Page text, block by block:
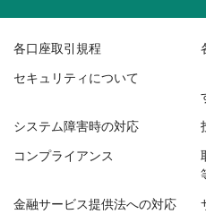
各口座取引規程
セキュリティについて
システム障害時の対応
コンプライアンス
金融サービス提供法への対応